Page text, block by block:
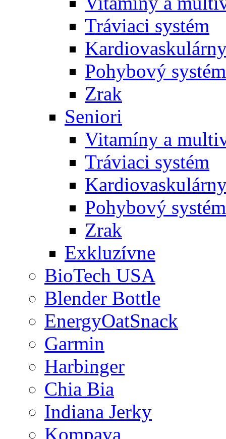
Tráviaci systém
Pohybový systém
Zrak
Seniori
Vitamíny a
Tráviaci systém
Pohybový systém
Zrak
Exkluzívne
BioTech USA
Blender Bottle
EnergyOatSnack
Garmin
Harbinger
Chia Bia
Indiana Jerky
Kompava